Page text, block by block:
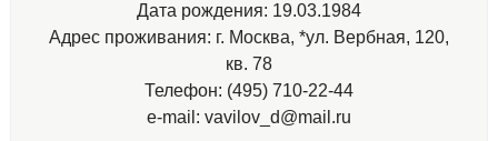
Дата рождения: 19.03.1984
Адрес проживания: г. Москва, *ул. Вербная, 120,
кв. 78
Телефон: (495) 710-22-44
e-mail: vavilov_d@mail.ru